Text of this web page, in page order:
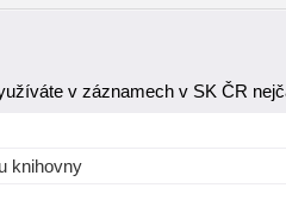
v záznamech v SK ČR
knihovny